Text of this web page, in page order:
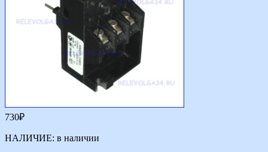
730₽
НАЛИЧИЕ: в наличии